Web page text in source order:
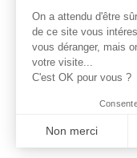
1218 Route
06 08 76 28
On a attendu d'être
de ce site vous
vous déranger, mais
votre visite...
C'est OK pour vous ?
Non merci